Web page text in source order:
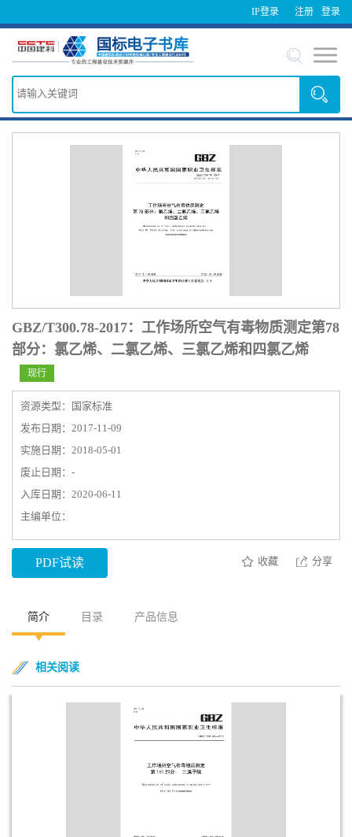
IP登录 登录
注册
GBZ/T300.78-2017：工作场所空气有毒物质测定第78
部分：氯乙烯、二氯乙烯、三氯乙烯和四氯乙烯
现行
资源类型：国家标准
发布日期：2017-11-09
实施日期：2018-05-01
废止日期：-
入库日期：2020-06-11
主编单位：
PDF试读 收藏 分享
简介 目录 产品信息
相关阅读